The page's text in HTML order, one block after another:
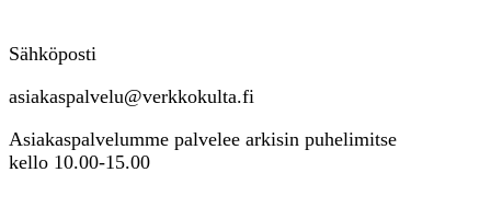
Sähköposti
asiakaspalvelu@verkkokulta.fi
Asiakaspalvelumme palvelee arkisin puhelimitse
kello 10.00-15.00